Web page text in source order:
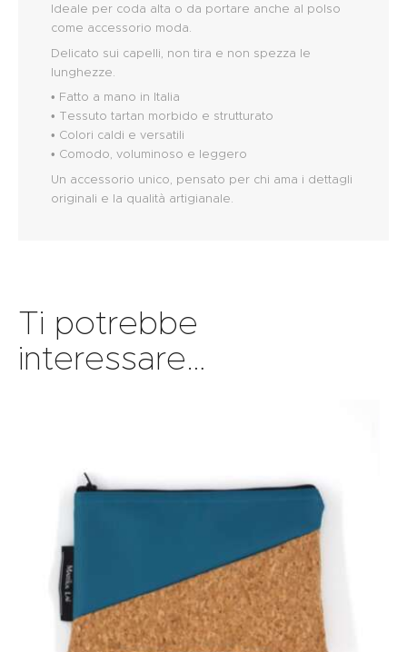
Ideale per coda alta o da portare anche al polso
come accessorio moda.
Delicato sui capelli, non tira e non spezza le
lunghezze.
• Fatto a mano in Italia
• Tessuto tartan morbido e strutturato
• Colori caldi e versatili
• Comodo, voluminoso e leggero
Un accessorio unico, pensato per chi ama i dettagli
originali e la qualità artigianale.
Ti potrebbe
interessare…